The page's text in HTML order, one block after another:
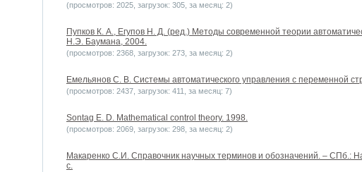
(просмотров: 2025, загрузок: 305, за месяц: 2)
Пупков К. А., Егупов Н. Д. (ред.) Методы современной теории
Н.Э. Баумана, 2004.
(просмотров: 2368, загрузок: 273, за месяц: 2)
Емельянов С. В. Системы автоматического управления с переменной
(просмотров: 2437, загрузок: 411, за месяц: 7)
Sontag E. D. Mathematical control theory. 1998.
(просмотров: 2069, загрузок: 298, за месяц: 2)
Макаренко С.И. Справочник научных терминов и обозначений. – СПб.:
с.